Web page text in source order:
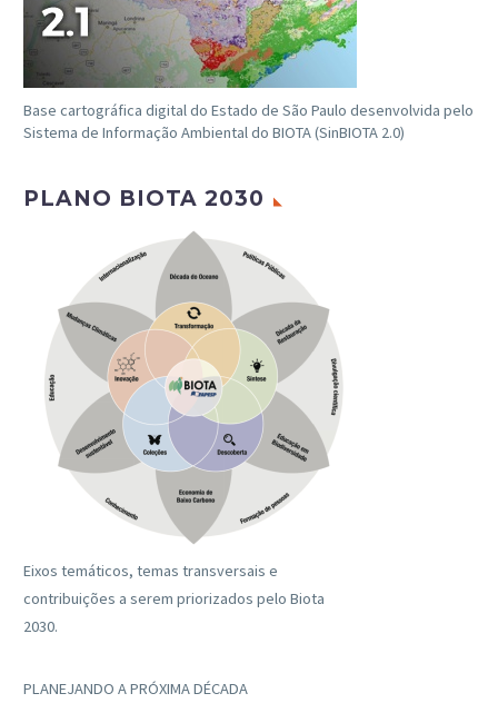
Base cartográfica digital do Estado de São Paulo desenvolvida pelo
Sistema de Informação Ambiental do BIOTA (SinBIOTA 2.0)
PLANO BIOTA 2030
Eixos temáticos, temas transversais e
contribuições a serem priorizados pelo Biota
2030.
PLANEJANDO A PRÓXIMA DÉCADA